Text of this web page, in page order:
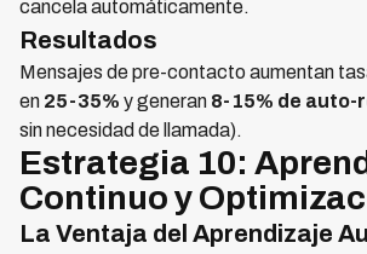
cancela automáticamente.
Resultados
Mensajes de pre-contacto aumentan
en 25-35% y generan 8-15% de auto-
sin necesidad de llamada).
Estrategia 10:
Continuo y
La Ventaja del Aprendizaje